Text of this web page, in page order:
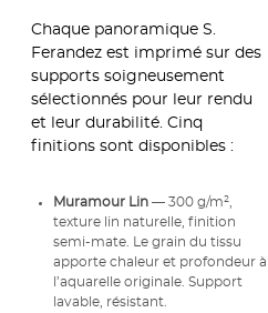
Chaque panoramique S.
Ferandez est imprimé sur des
supports soigneusement
sélectionnés pour leur rendu
et leur durabilité. Cinq
finitions sont disponibles :
Muramour Lin — 300 g/m²,
texture lin naturelle, finition
semi-mate. Le grain du tissu
apporte chaleur et profondeur à
l’aquarelle originale. Support
lavable, résistant.